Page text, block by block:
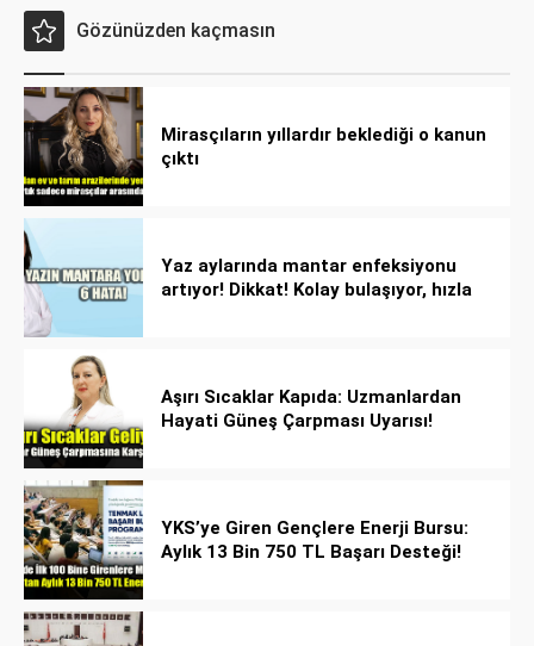
Gözünüzden kaçmasın
Mirasçıların yıllardır beklediği o kanun
çıktı
Yaz aylarında mantar enfeksiyonu
artıyor! Dikkat! Kolay bulaşıyor, hızla
Aşırı Sıcaklar Kapıda: Uzmanlardan
Hayati Güneş Çarpması Uyarısı!
YKS’ye Giren Gençlere Enerji Bursu:
Aylık 13 Bin 750 TL Başarı Desteği!